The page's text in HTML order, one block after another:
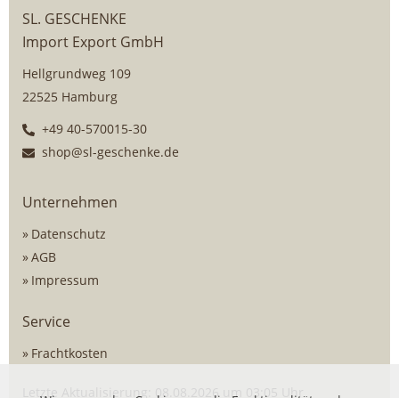
SL. GESCHENKE
Import Export GmbH
Hellgrundweg 109
22525 Hamburg
+49 40-570015-30
shop@sl-geschenke.de
Unternehmen
Datenschutz
AGB
Impressum
Service
Frachtkosten
Letzte Aktualisierung: 08.08.2026 um 03:05 Uhr